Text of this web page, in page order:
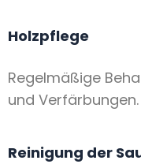
Holzpflege
Regelmäßige
und Verfärbungen.
Reinigung der